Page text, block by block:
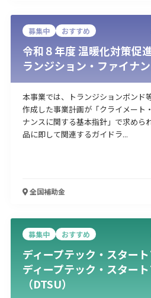
募集中 おすすめ
令和８年度 温暖化対策促
ランジション・ファイナン
本事業では、トランジションボンド
作成した事業計画が「クライメート
ナンスに関する基本指針」で求めら
品に即して関連するガイドラ...
全国補助金
募集中 おすすめ
ディープテック・スター
ディープテック・スター
（DTSU）